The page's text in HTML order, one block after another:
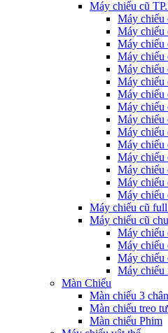
Máy chiếu cũ
Máy chiếu
Máy chiếu
Máy chiếu
Máy chiếu
Máy chiếu
Máy chiếu
Máy chiếu
Máy chiếu
Máy chiếu
Máy chiếu
Máy chiếu
Máy chiếu
Máy chiếu
Máy chiếu
Máy chiếu
Máy chiếu cũ
Máy chiếu cũ
Máy chiếu
Máy chiếu
Máy chiếu
Máy chiếu
Màn Chiếu
Màn chiếu 3 chân
Màn chiếu treo
Màn chiếu Phim